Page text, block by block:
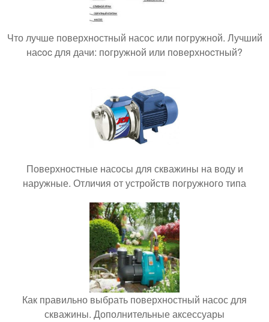
Что лучше поверхностный насос или погружной. Лучший
наcoc для дачи: пoгружнoй или пoвeрхнocтный?
Поверхностные насосы для скважины на воду и
наружные. Отличия от устройств погружного типа
Как правильно выбрать поверхностный насос для
скважины. Дополнительные аксессуары